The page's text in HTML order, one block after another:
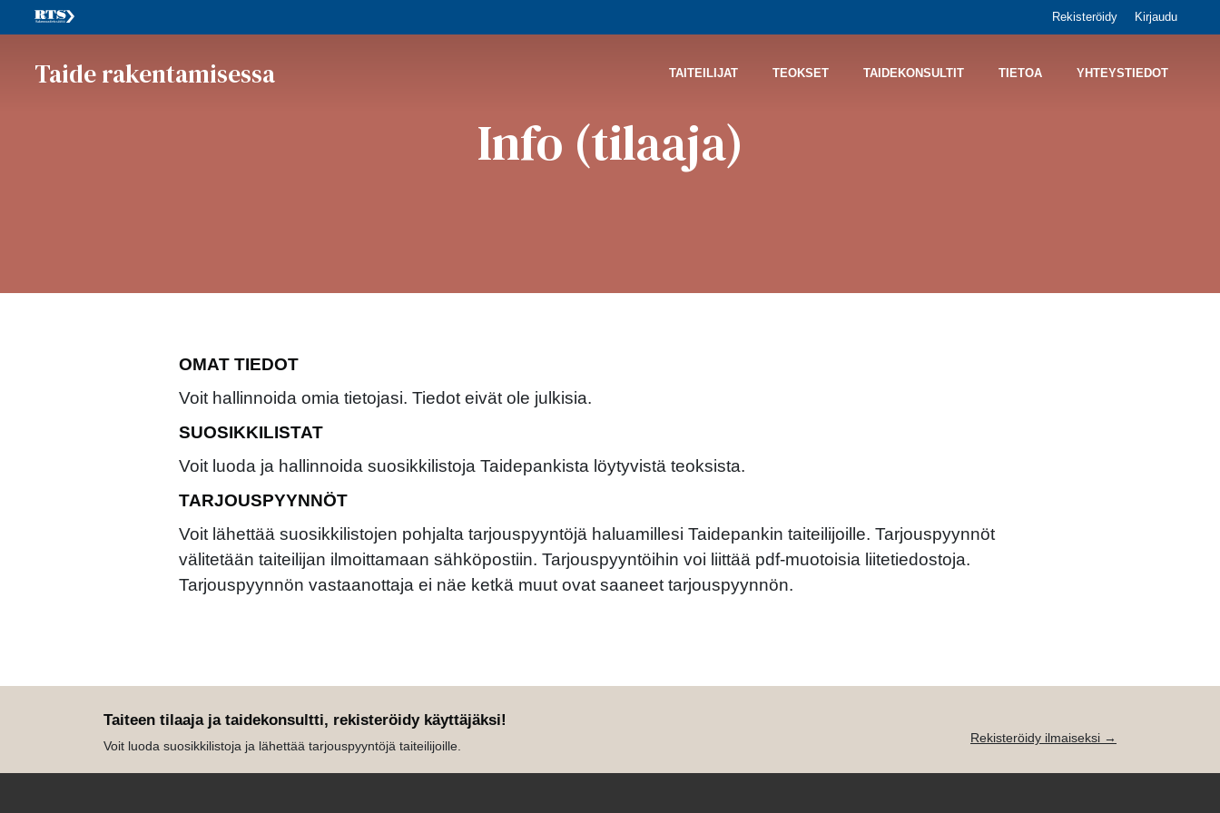
Rekisteröidy Kirjaudu
Taide rakentamisessa TAITEILIJAT TEOKSET TAIDEKONSULTIT TIETOA YHTEYSTIEDOT
Info (tilaaja)
OMAT TIEDOT
Voit hallinnoida omia tietojasi. Tiedot eivät ole julkisia.
SUOSIKKILISTAT
Voit luoda ja hallinnoida suosikkilistoja Taidepankista löytyvistä teoksista.
TARJOUSPYYNNÖT
Voit lähettää suosikkilistojen pohjalta tarjouspyyntöjä haluamillesi Taidepankin taiteilijoille. Tarjouspyynnöt
välitetään taiteilijan ilmoittamaan sähköpostiin. Tarjouspyyntöihin voi liittää pdf-muotoisia liitetiedostoja.
Tarjouspyynnön vastaanottaja ei näe ketkä muut ovat saaneet tarjouspyynnön.
Taiteen tilaaja ja taidekonsultti, rekisteröidy käyttäjäksi!
Voit luoda suosikkilistoja ja lähettää tarjouspyyntöjä taiteilijoille.
Rekisteröidy ilmaiseksi →